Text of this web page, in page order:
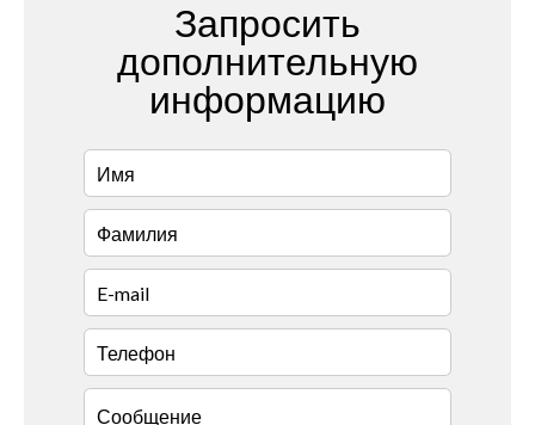
Запросить
дополнительную
информацию